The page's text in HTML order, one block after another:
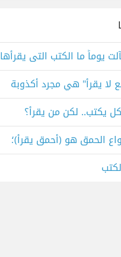
يوماً ما الكتب التى
لا يقرأ" هي مجرد أكذوبة
يكتب.. لكن من يقرأ؟
الحمق هو (أحمق يقرأ)؛